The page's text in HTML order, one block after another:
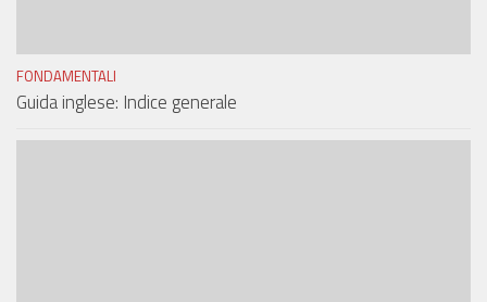
FONDAMENTALI
Guida inglese: Indice generale